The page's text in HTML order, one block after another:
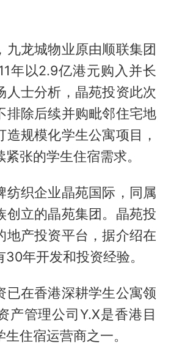
九龙城物业原由顺联集团
年以2.9亿港元购入并长
人士分析，晶苑投资此次
排除后续并购毗邻住宅地
造规模化学生公寓项目，
张的学生住宿需求。
纺织企业晶苑国际，同属
创立的晶苑集团。晶苑投
地产投资平台，据介绍在
年开发和投资经验。
已在香港深耕学生公寓领
产管理公司Y.X是香港目
住宿运营商之一。